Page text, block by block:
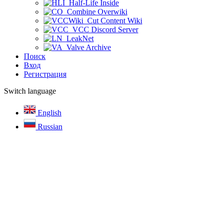
Half-Life Inside
Combine Overwiki
Cut Content Wiki
VCC Discord Server
LeakNet
Valve Archive
Поиск
Вход
Регистрация
Switch language
English
Russian